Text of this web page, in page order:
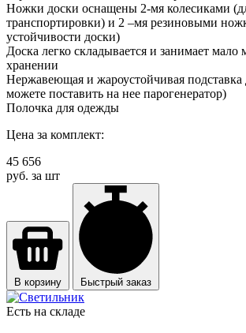
Ножки доски оснащены 2-мя колесиками
транспортировки) и 2 –мя резиновыми
устойчивости доски)
Доска легко складывается и занимает мало
хранении
Нержавеющая и жароустойчивая
можете поставить на нее парогенератор)
Полочка для одежды
Цена за комплект:
45 656
руб. за шт
В корзину Быстрый заказ
Есть на складе